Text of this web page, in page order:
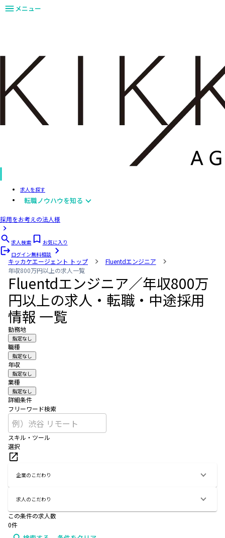
メニュー
求人を探す
転職ノウハウを知る
採用をお考えの法人様
求人検索
お気に入り
ログイン無料相談
キッカケエージェント トップ
Fluentdエンジニア
年収800万円以上の求人一覧
Fluentdエンジニア／年収800万
円以上の求人・転職・中途採用
情報 一覧
勤務地
指定なし
職種
指定なし
年収
指定なし
業種
指定なし
詳細条件
フリーワード検索
スキル・ツール
選択
企業のこだわり
求人のこだわり
この条件の求人数
0件